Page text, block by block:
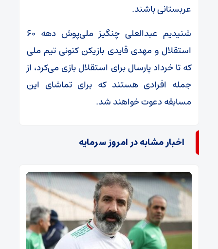
عربستانی باشند.
شنیدیم عبدالعلی چنگیز ملی‌پوش دهه ۶۰
استقلال و مهدی قایدی بازیکن کنونی تیم ملی
که تا خرداد پارسال برای استقلال بازی می‌کرد، از
جمله افرادی هستند که برای تماشای این
مسابقه دعوت خواهند شد.
اخبار مشابه در امروز سرمایه